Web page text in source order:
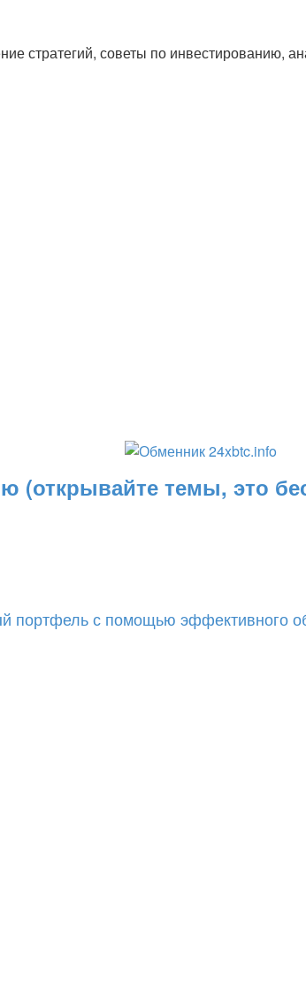
стратегий, советы по инвестированию,
(открывайте темы, это
портфель с помощью эффективного